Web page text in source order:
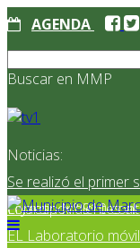
AGENDA
Buscar en MMP
Noticias:
Se realizó el primer
correspondientes
El Jardín N° 910
EL Laboratorio